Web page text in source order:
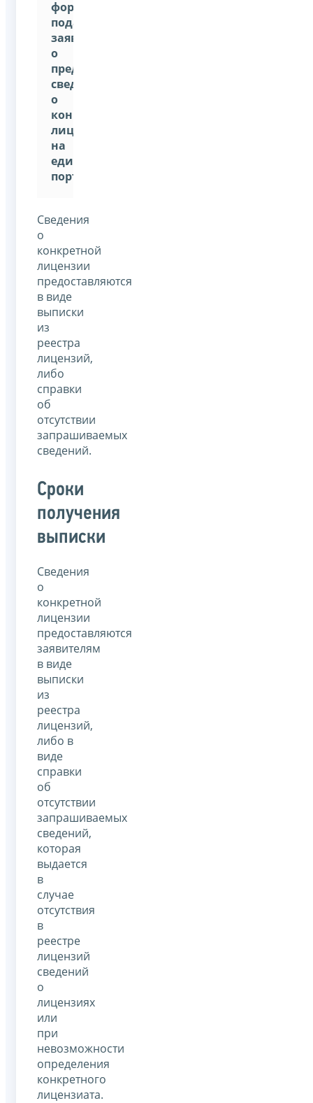
форма
подачи
заявления
о
предоставлении
сведений
о
конкретной
лицензии
на
едином
портале
Сведения
о
конкретной
лицензии
предоставляются
в виде
выписки
из
реестра
лицензий,
либо
справки
об
отсутствии
запрашиваемых
сведений.
Сроки
получения
выписки
Сведения
о
конкретной
лицензии
предоставляются
заявителям
в виде
выписки
из
реестра
лицензий,
либо в
виде
справки
об
отсутствии
запрашиваемых
сведений,
которая
выдается
в
случае
отсутствия
в
реестре
лицензий
сведений
о
лицензиях
или
при
невозможности
определения
конкретного
лицензиата.